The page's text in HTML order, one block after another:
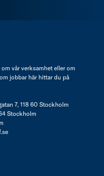
vår verksamhet eller om
jobbar här hittar du på
7, 118 60 Stockholm
Stockholm